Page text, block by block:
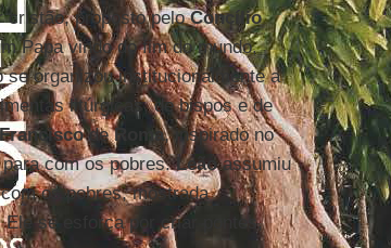
cristão, proposto peloConcílio
Papa vindo do fim do mundo,
organizou institucionalmente a
litúrgicas, de bispos e de
deRoma, inspirado no
com os pobres.Leãoassumiu
os pobres, mostrada
Ele se esforça por criar pontes,